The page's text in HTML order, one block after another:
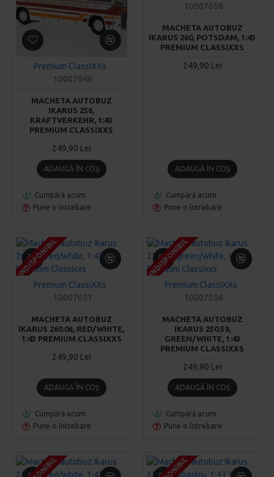
Premium ClassiXXs
10007046
MACHETA AUTOBUZ
IKARUS 256,
KRAFTVERKEHR, 1:43
PREMIUM CLASSIXXS
249,90 Lei
ADAUGĂ ÎN COŞ
Cumpără acum
Pune o întrebare
10007058
MACHETA AUTOBUZ
IKARUS 260, POTSDAM, 1:43
PREMIUM CLASSIXXS
249,90 Lei
ADAUGĂ ÎN COŞ
Cumpără acum
Pune o întrebare
INDISPONIBIL
INDISPONIBIL
INDISPONIBIL
Premium ClassiXXs
10007057
MACHETA AUTOBUZ
IKARUS 260.06, RED/WHITE,
1:43 PREMIUM CLASSIXXS
249,90 Lei
ADAUGĂ ÎN COŞ
Cumpără acum
Pune o întrebare
INDISPONIBIL
INDISPONIBIL
INDISPONIBIL
Premium ClassiXXs
10007056
MACHETA AUTOBUZ
IKARUS 250.59,
GREEN/WHITE, 1:43
PREMIUM CLASSIXXS
249,90 Lei
ADAUGĂ ÎN COŞ
Cumpără acum
Pune o întrebare